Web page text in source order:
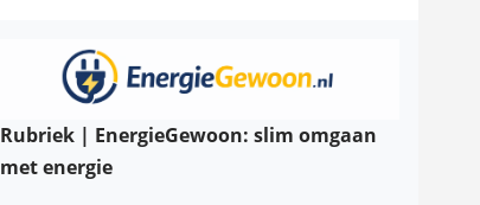
Rubriek | EnergieGewoon: slim omgaan
met energie